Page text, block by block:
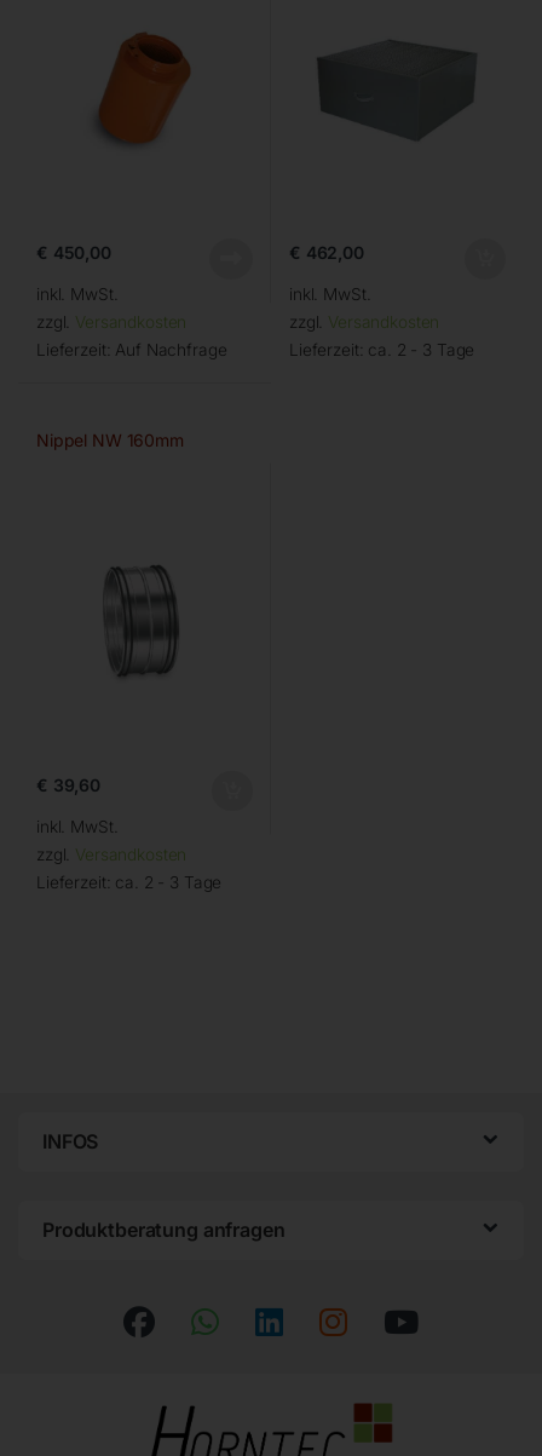
€ 450,00
inkl. MwSt.
zzgl. Versandkosten
Lieferzeit: Auf Nachfrage
€ 462,00
inkl. MwSt.
zzgl. Versandkosten
Lieferzeit: ca. 2 - 3 Tage
Nippel NW 160mm
€ 39,60
inkl. MwSt.
zzgl. Versandkosten
Lieferzeit: ca. 2 - 3 Tage
INFOS
Produktberatung anfragen